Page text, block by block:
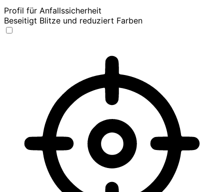
Profil für Anfallssicherheit
Beseitigt Blitze und reduziert Farben